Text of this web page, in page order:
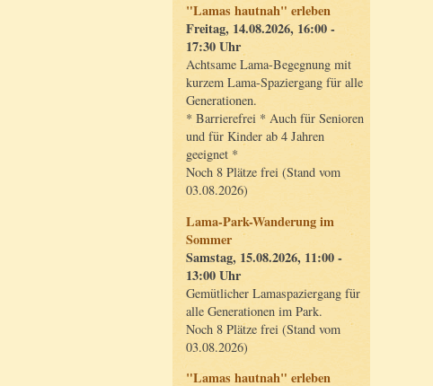
"Lamas hautnah" erleben
Freitag, 14.08.2026, 16:00 -
17:30 Uhr
Achtsame Lama-Begegnung mit
kurzem Lama-Spaziergang für alle
Generationen.
* Barrierefrei * Auch für Senioren
und für Kinder ab 4 Jahren
geeignet *
Noch 8 Plätze frei (Stand vom
03.08.2026)
Lama-Park-Wanderung im
Sommer
Samstag, 15.08.2026, 11:00 -
13:00 Uhr
Gemütlicher Lamaspaziergang für
alle Generationen im Park.
Noch 8 Plätze frei (Stand vom
03.08.2026)
"Lamas hautnah" erleben